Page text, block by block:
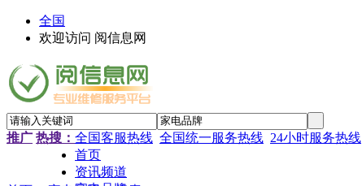
全国
欢迎访问 阅信息网
推广 热搜： 全国客服热线 全国统一服务热线 24小时服务热线
首页
资讯频道